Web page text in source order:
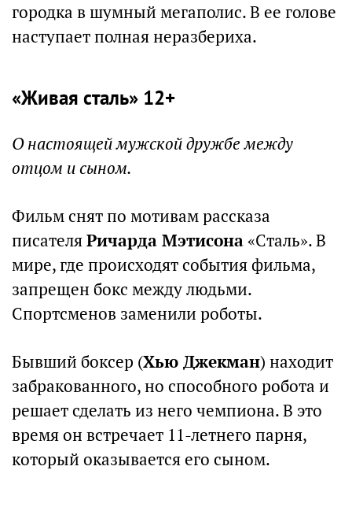
городка в шумный мегаполис. В ее голове
наступает полная неразбериха.
«Живая сталь» 12+
О настоящей мужской дружбе между
отцом и сыном.
Фильм снят по мотивам рассказа
писателяРичарда Мэтисона«Cталь». В
мире, где происходят события фильма,
запрещен бокс между людьми.
Спортсменов заменили роботы.
Бывший боксер (Хью Джекман) находит
забракованного, но способного робота и
решает сделать из него чемпиона. В это
время он встречает 11-летнего парня,
который оказывается его сыном.